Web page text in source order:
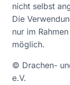
nicht selbst
Die
nur im
möglich.
© Drachen-
e.V.